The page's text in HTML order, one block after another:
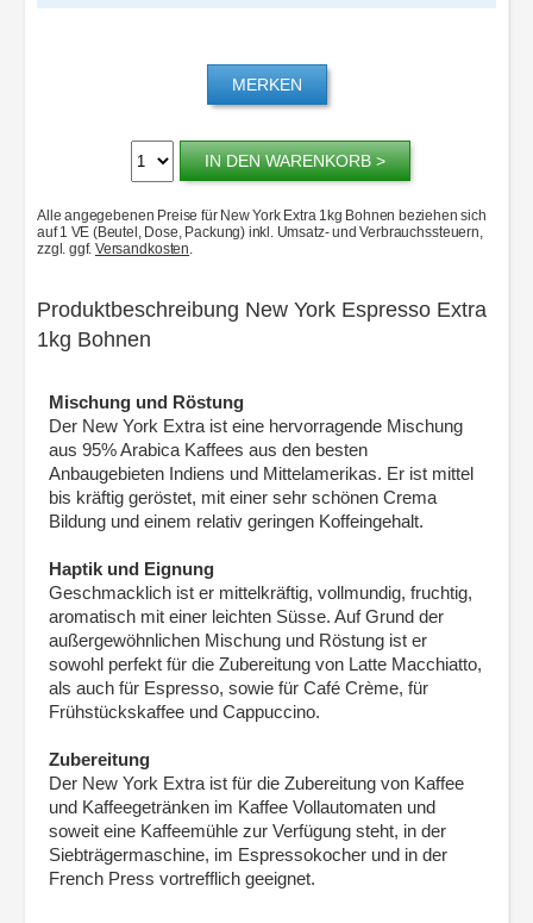
MERKEN
Menge: IN DEN WARENKORB >
Alle angegebenen Preise für New York Extra 1kg Bohnen beziehen sich
auf 1 VE (Beutel, Dose, Packung) inkl. Umsatz- und Verbrauchssteuern,
zzgl. ggf. Versandkosten.
Produktbeschreibung New York Espresso Extra
1kg Bohnen
Mischung und Röstung
Der New York Extra ist eine hervorragende Mischung
aus 95% Arabica Kaffees aus den besten
Anbaugebieten Indiens und Mittelamerikas. Er ist mittel
bis kräftig geröstet, mit einer sehr schönen Crema
Bildung und einem relativ geringen Koffeingehalt.
Haptik und Eignung
Geschmacklich ist er mittelkräftig, vollmundig, fruchtig,
aromatisch mit einer leichten Süsse. Auf Grund der
außergewöhnlichen Mischung und Röstung ist er
sowohl perfekt für die Zubereitung von Latte Macchiatto,
als auch für Espresso, sowie für Café Crème, für
Frühstückskaffee und Cappuccino.
Zubereitung
Der New York Extra ist für die Zubereitung von Kaffee
und Kaffeegetränken im Kaffee Vollautomaten und
soweit eine Kaffeemühle zur Verfügung steht, in der
Siebträgermaschine, im Espressokocher und in der
French Press vortrefflich geeignet.